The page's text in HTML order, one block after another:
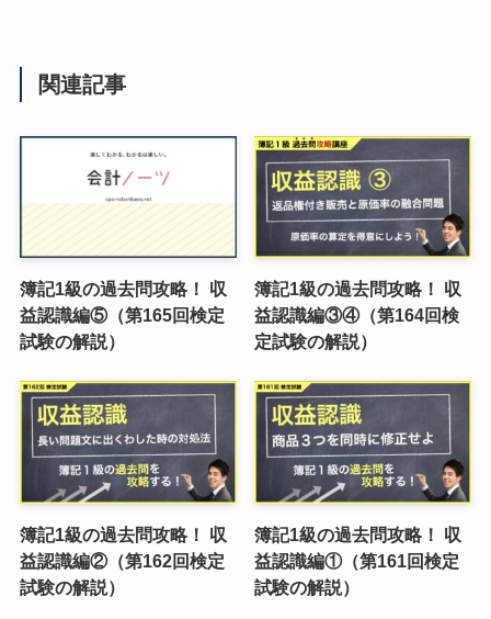
関連記事
簿記1級の過去問攻略！ 収
益認識編⑤（第165回検定
試験の解説）
簿記1級の過去問攻略！ 収
益認識編③④（第164回検
定試験の解説）
簿記1級の過去問攻略！ 収
益認識編②（第162回検定
試験の解説）
簿記1級の過去問攻略！ 収
益認識編①（第161回検定
試験の解説）